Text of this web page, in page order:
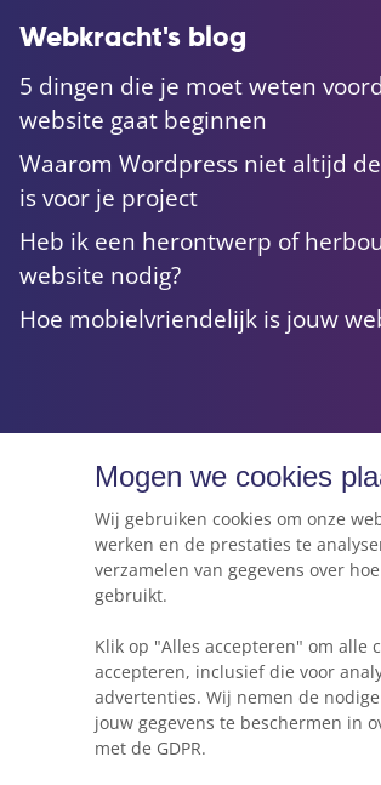
Webkracht's blog
5 dingen die je moet weten
website gaat beginnen
Waarom Wordpress niet altijd
is voor je project
Heb ik een herontwerp of
website nodig?
Hoe mobielvriendelijk is jouw
Algemene voorwaarden
Privacyverklaring
Disclaimer
Copyright © 2026 Webkracht -
Fidela VOF - KvK 76044033
Mogen we cookies
Wij gebruiken cookies om onze
werken en de prestaties te
verzamelen van gegevens over
gebruikt.
Klik op "Alles accepteren" om alle
accepteren, inclusief die voor
advertenties. Wij nemen de
jouw gegevens te beschermen in
met de GDPR.